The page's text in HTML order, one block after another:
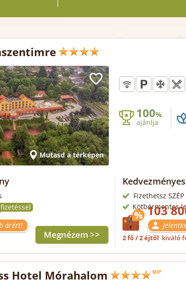
Mutasd a térképen
100%
ajánlja
árért!
Megnézem >>
Fizethetsz
Kötbérmentes
103
2 fő / 2 éjtől kiváló
Hotel Mórahalom